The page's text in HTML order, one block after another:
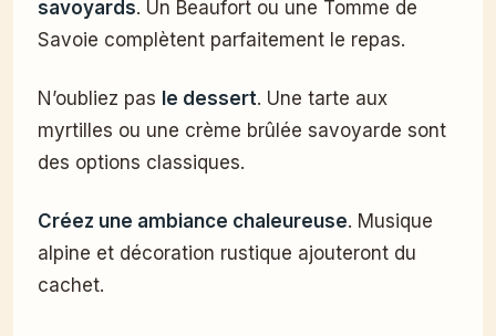
savoyards. Un Beaufort ou une Tomme de
Savoie complètent parfaitement le repas.
N’oubliez pas le dessert. Une tarte aux
myrtilles ou une crème brûlée savoyarde sont
des options classiques.
Créez une ambiance chaleureuse. Musique
alpine et décoration rustique ajouteront du
cachet.